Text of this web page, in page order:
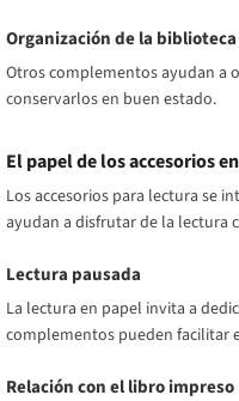
Organización de la
Otros complementos ayudan a
conservarlos en buen estado.
El papel de los accesorios
Los accesorios para lectura se
ayudan a disfrutar de la lectura
Lectura pausada
La lectura en papel invita a
complementos pueden facilitar
Relación con el libro impreso